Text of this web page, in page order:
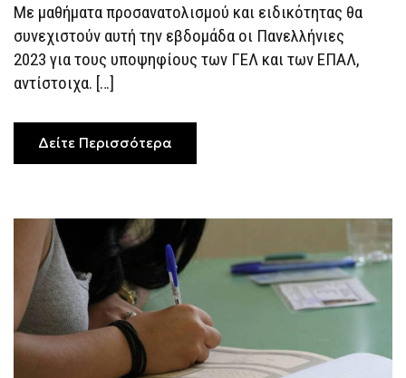
Με μαθήματα προσανατολισμού και ειδικότητας θα
συνεχιστούν αυτή την εβδομάδα οι Πανελλήνιες
2023 για τους υποψηφίους των ΓΕΛ και των ΕΠΑΛ,
αντίστοιχα. […]
Δείτε Περισσότερα